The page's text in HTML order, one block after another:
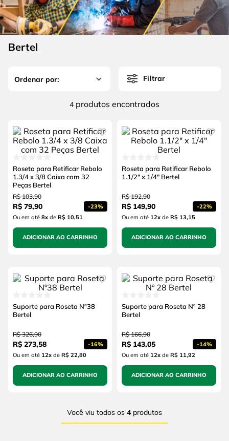
Bertel
Filtrar
4 produtos
Roseta para Retificar Rebolo
1.3/4 x 3/8 Caixa com 32
Peças Bertel
R$ 103,90
R$ 79,90 -23%
Ou em até 8xde R$ 10,51
ADICIONAR AO CARRINHO
Roseta para Retificar Rebolo
1.1/2" x 1/4" Bertel
R$ 192,90
R$ 149,90 -22%
Ou em até 12xde R$ 13,15
ADICIONAR AO CARRINHO
Suporte para Roseta Nº38
Bertel
R$ 326,90
R$ 273,58 -16%
Ou em até 12xde R$ 22,80
ADICIONAR AO CARRINHO
Suporte para Roseta Nº 28
Bertel
R$ 166,90
R$ 143,05 -14%
Ou em até 12xde R$ 11,92
ADICIONAR AO CARRINHO
Você viu todos os 4produtos
6º fio
7º serra copo
8º
disco corte
4 º escada
5º serra circular
º fio
chave impacto